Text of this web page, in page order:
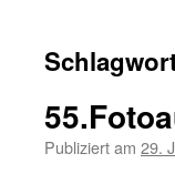
springen
Publiziert am 29.